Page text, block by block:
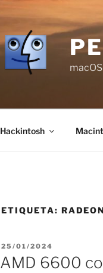
Hackintosh
ETIQUETA: RADEON
PUBLICADO
EL
25/01/2024
AMD 6600